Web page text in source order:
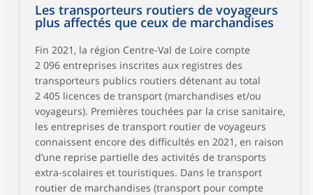
Les transporteurs routiers de voyageurs
plus affectés que ceux de marchandises
Fin 2021, la région Centre-Val de Loire compte
2 096 entreprises inscrites aux registres des
transporteurs publics routiers détenant au total
2 405 licences de transport (marchandises et/ou
voyageurs). Premières touchées par la crise sanitaire,
les entreprises de transport routier de voyageurs
connaissent encore des difficultés en 2021, en raison
d’une reprise partielle des activités de transports
extra-scolaires et touristiques. Dans le transport
routier de marchandises (transport pour compte